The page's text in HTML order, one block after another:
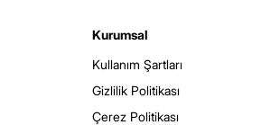
Kurumsal
Kullanım Şartları
Gizlilik Politikası
Çerez Politikası